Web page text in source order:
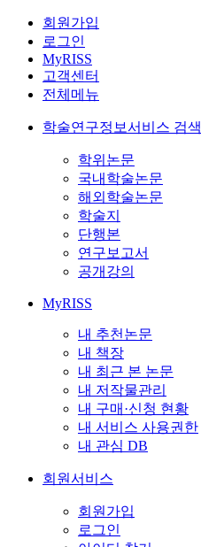
회원가입
로그인
MyRISS
고객센터
전체메뉴
학술연구정보서비스 검색
학위논문
국내학술논문
해외학술논문
학술지
단행본
연구보고서
공개강의
MyRISS
내 추천논문
내 책장
내 최근 본 논문
내 저작물관리
내 구매·신청 현황
내 서비스 사용권한
내 관심 DB
회원서비스
회원가입
로그인